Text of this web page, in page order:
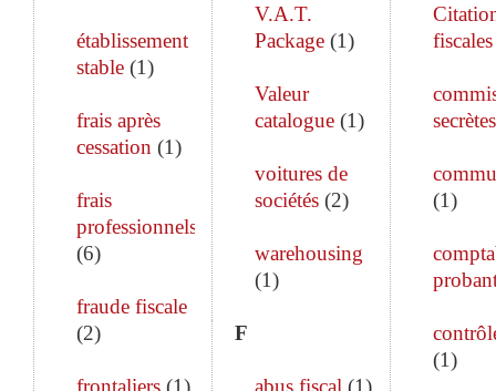
établissement
stable (1)
frais après
cessation (1)
frais
professionnels
(6)
fraude fiscale
(2)
frontaliers (1)
V.A.T.
Package(1)
Valeur
catalogue(1)
voitures de
sociétés(2)
warehousing
(1)
F
abus fiscal (1)
fiscales
secrètes
(1)
(1)